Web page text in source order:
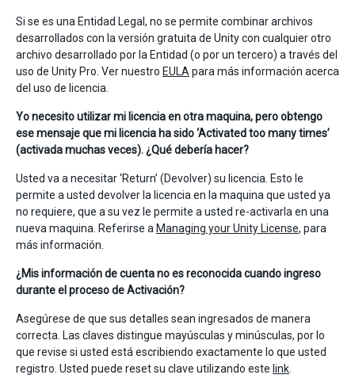
Si se es una Entidad Legal, no se permite combinar archivos
desarrollados con la versión gratuita de Unity con cualquier otro
archivo desarrollado por la Entidad (o por un tercero) a través del
uso de Unity Pro. Ver nuestro EULA para más información acerca
del uso de licencia.
Yo necesito utilizar mi licencia en otra maquina, pero obtengo
ese mensaje que mi licencia ha sido ‘Activated too many times’
(activada muchas veces). ¿Qué debería hacer?
Usted va a necesitar ‘Return’ (Devolver) su licencia. Esto le
permite a usted devolver la licencia en la maquina que usted ya
no requiere, que a su vez le permite a usted re-activarla en una
nueva maquina. Referirse a Managing your Unity License, para
más información.
¿Mis información de cuenta no es reconocida cuando ingreso
durante el proceso de Activación?
Asegúrese de que sus detalles sean ingresados de manera
correcta. Las claves distingue mayúsculas y minúsculas, por lo
que revise si usted está escribiendo exactamente lo que usted
registro. Usted puede reset su clave utilizando este link